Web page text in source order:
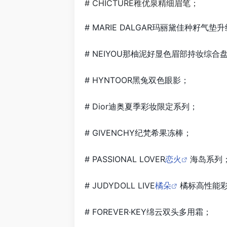
# CHICTURE稚优泉精细眉笔；
# MARIE DALGAR玛丽黛佳种籽气垫升
# NEIYOU那柚泥好显色眉部持妆综合盘
# HYNTOOR黑兔双色眼影；
# Dior迪奥夏季彩妆限定系列；
# GIVENCHY纪梵希果冻棒；
# PASSIONAL LOVER恋火 海岛系列；
# JUDYDOLL LIVE橘朵 橘标高性能
# FOREVER·KEY绵云双头多用霜；